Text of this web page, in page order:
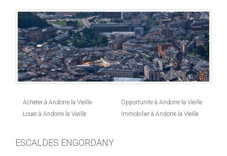
Acheter à Andorre la Vieille
Louer à Andorre la Vieille
Opportunite à Andorre la Vieille
Immobilier à Andorre la Vieille
ESCALDES ENGORDANY